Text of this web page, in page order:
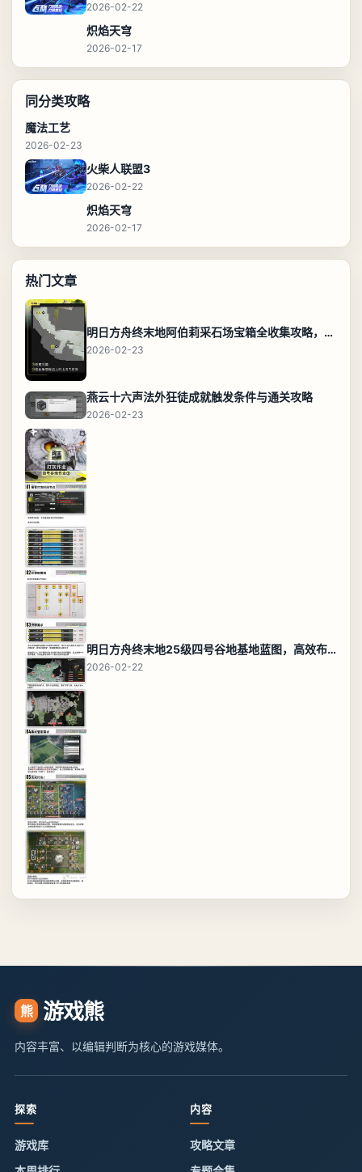
2026-02-22
炽焰天穹
2026-02-17
同分类攻略
魔法工艺
2026-02-23
火柴人联盟3
2026-02-22
炽焰天穹
2026-02-17
热门文章
明日方舟终末地阿伯莉采石场宝箱全收集攻略，全点位分布图与路线
2026-02-23
燕云十六声法外狂徒成就触发条件与通关攻略
2026-02-23
明日方舟终末地25级四号谷地基地蓝图，高效布局规划
2026-02-22
熊 游戏熊
内容丰富、以编辑判断为核心的游戏媒体。
探索
游戏库
内容
攻略文章